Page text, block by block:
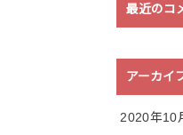
最近のコ
アーカイ
2020年10